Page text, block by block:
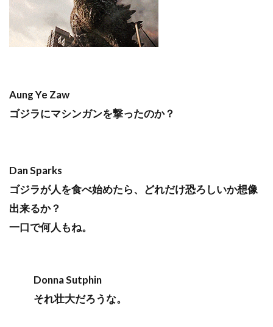
Aung Ye Zaw
ゴジラにマシンガンを撃ったのか？
Dan Sparks
ゴジラが人を食べ始めたら、どれだけ恐ろしいか想像
出来るか？
一口で何人もね。
Donna Sutphin
それ壮大だろうな。